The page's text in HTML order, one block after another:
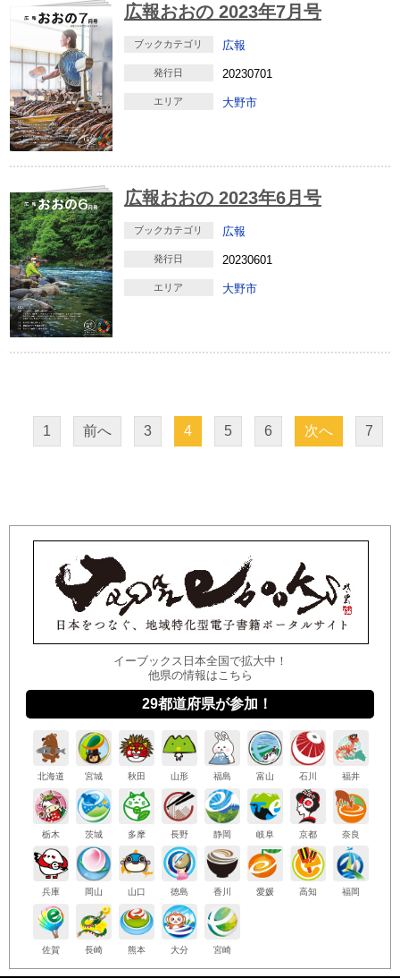
広報おおの 2023年7月号
ブックカテゴリ 広報
発行日 20230701
エリア 大野市
広報おおの 2023年6月号
ブックカテゴリ 広報
発行日 20230601
エリア 大野市
1 前へ 3 4 5 6 次へ 7
イーブックス日本全国で拡大中！
他県の情報はこちら
29都道府県が参加！
北海道 宮城 秋田 山形 福島 富山 石川 福井
栃木 茨城 多摩 長野 静岡 岐阜 京都 奈良
兵庫 岡山 山口 徳島 香川 愛媛 高知 福岡
佐賀 長崎 熊本 大分 宮崎